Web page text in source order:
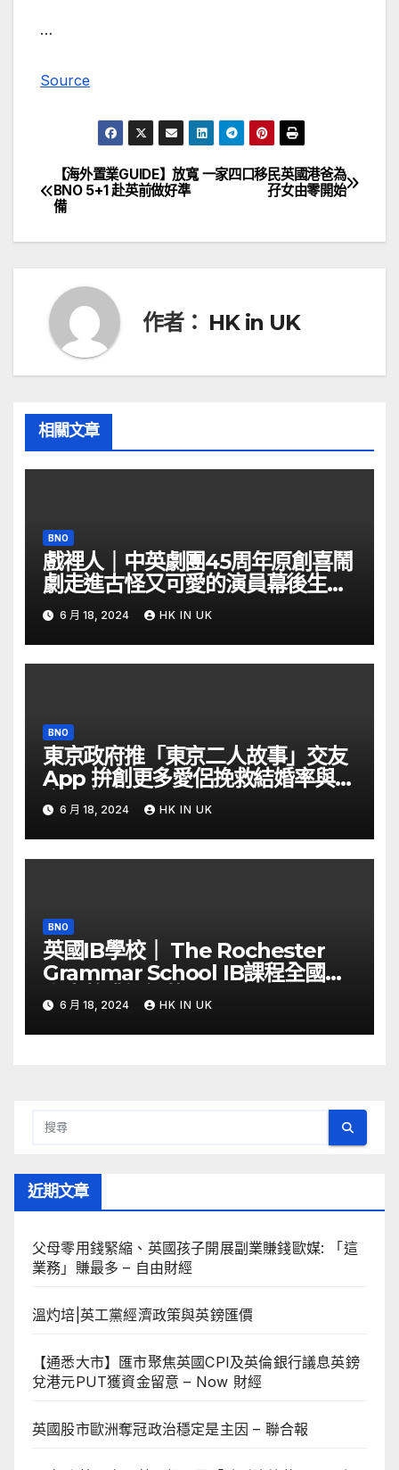
…
Source
文
章
覽
一家四口移民英國港爸為
孖女由零開始
【海外置業GUIDE】放寬
BNO 5+1 赴英前做好準
備
作者： HK in UK
相關文章
BNO
戲裡人｜中英劇團45周年原創喜鬧
劇走進古怪又可愛的演員幕後生活
– YouTube
6 月 18, 2024 HK IN UK
BNO
東京政府推「東京二人故事」交友
App 拚創更多愛侶挽救結婚率與生
育率｜Yahoo Hong Kong
6 月 18, 2024 HK IN UK
BNO
英國IB學校｜ The Rochester
Grammar School IB課程全國第
六少數獲認證的Thinking School
6 月 18, 2024 HK IN UK
近期文章
父母零用錢緊縮、英國孩子開展副業賺錢歐媒: 「這
業務」賺最多 – 自由財經
溫灼培|英工黨經濟政策與英鎊匯價
【通悉大市】匯市聚焦英國CPI及英倫銀行議息英鎊
兌港元PUT獲資金留意 – Now 財經
英國股市歐洲奪冠政治穩定是主因 – 聯合報